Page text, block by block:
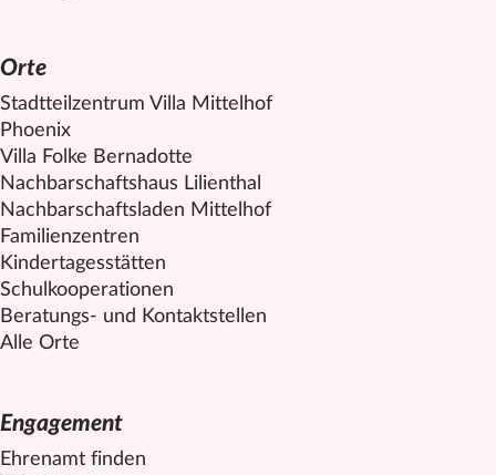
Orte
Stadtteilzentrum Villa Mittelhof
Phoenix
Villa Folke Bernadotte
Nachbarschaftshaus Lilienthal
Nachbarschaftsladen Mittelhof
Familienzentren
Kindertagesstätten
Schulkooperationen
Beratungs- und Kontaktstellen
Alle Orte
Engagement
Ehrenamt finden